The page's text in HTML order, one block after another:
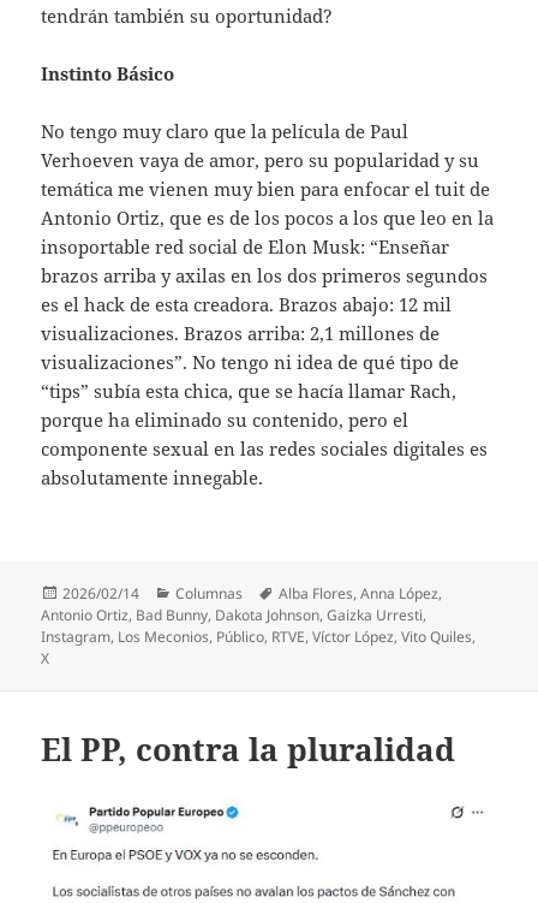
tendrán también su oportunidad?
Instinto Básico
No tengo muy claro que la película de Paul
Verhoeven vaya de amor, pero su popularidad y su
temática me vienen muy bien para enfocar el tuit de
Antonio Ortiz, que es de los pocos a los que leo en la
insoportable red social de Elon Musk: “Enseñar
brazos arriba y axilas en los dos primeros segundos
es el hack de esta creadora. Brazos abajo: 12 mil
visualizaciones. Brazos arriba: 2,1 millones de
visualizaciones”. No tengo ni idea de qué tipo de
“tips” subía esta chica, que se hacía llamar Rach,
porque ha eliminado su contenido, pero el
componente sexual en las redes sociales digitales es
absolutamente innegable.
Publicado
el
2026/02/14 Categorías
Columnas Etiquetas
Alba Flores,Anna López,
Antonio Ortiz, Bad Bunny, Dakota Johnson,Gaizka Urresti,
Instagram, Los Meconios, Público, RTVE,Víctor López,Vito Quiles,
X
El PP, contra la pluralidad